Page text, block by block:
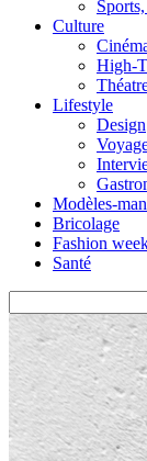
Culture
High-
Lifestyle
Design
Modèles-
Bricolage
Fashion
Santé